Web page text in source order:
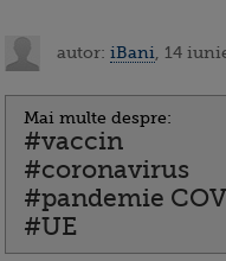
autor: iBani , 14
Mai multe despre:
#vaccin
#coronavirus
#pandemie
#UE